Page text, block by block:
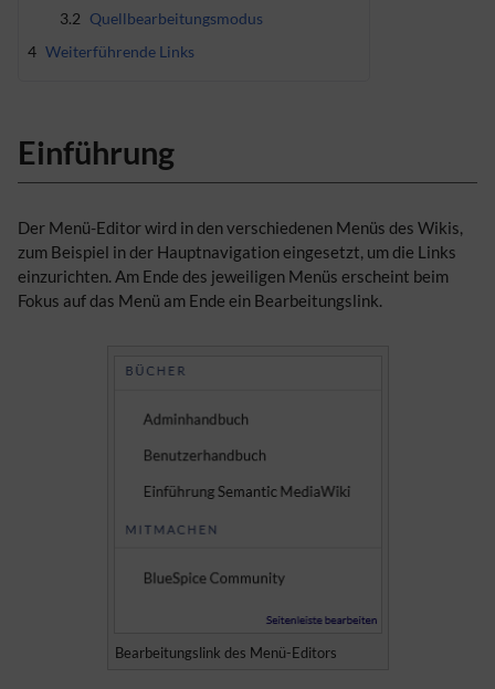
3.2 Quellbearbeitungsmodus
4 Weiterführende Links
Einführung
Der Menü-Editor wird in den verschiedenen Menüs des Wikis,
zum Beispiel in der Hauptnavigation eingesetzt, um die Links
einzurichten. Am Ende des jeweiligen Menüs erscheint beim
Fokus auf das Menü am Ende ein Bearbeitungslink.
Bearbeitungslink des Menü-Editors